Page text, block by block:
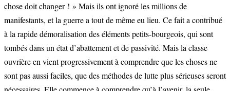
chose doit changer ! » Mais ils ont ignoré les millions de
manifestants, et la guerre a tout de même eu lieu. Ce fait a contribué
à la rapide démoralisation des éléments petits-bourgeois, qui sont
tombés dans un état d’abattement et de passivité. Mais la classe
ouvrière en vient progressivement à comprendre que les choses ne
sont pas aussi faciles, que des méthodes de lutte plus sérieuses seront